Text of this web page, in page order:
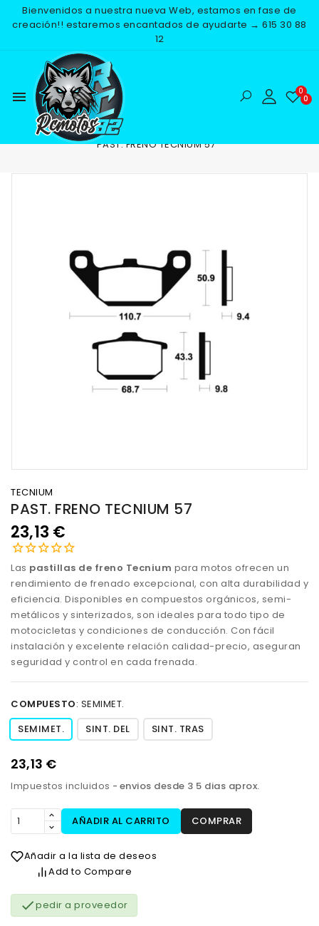
Bienvenidos a nuestra nueva Web, estamos en fase de
creación!! estaremos encantados de ayudarte → 615 30 88
12
menu
Inicio RECAMBIOS
PAST. FRENO TECNIUM 57
TECNIUM
PAST. FRENO TECNIUM 57
23,13 €
Las pastillas de freno Tecnium para motos ofrecen un
rendimiento de frenado excepcional, con alta durabilidad y
eficiencia. Disponibles en compuestos orgánicos, semi-
metálicos y sinterizados, son ideales para todo tipo de
motocicletas y condiciones de conducción. Con fácil
instalación y excelente relación calidad-precio, aseguran
seguridad y control en cada frenada.
COMPUESTO: SEMIMET.
SEMIMET.
SINT. DEL SINT. TRAS
23,13 €
Impuestos incluidos envios desde 3 5 dias aprox.
AÑADIR AL CARRITO COMPRAR
Añadir a la lista de deseos
Add to Compare
pedir a proveedor